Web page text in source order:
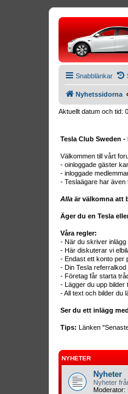
Snabblänkar
Nyhetssidorna
Aktuellt datum och tid:
Tesla Club Sweden -
Välkommen till vårt
- oinloggade gäster
- inloggade
- Teslaägare har även
Alla är välkomna att
Äger du en Tesla
Våra regler:
- När du skriver inlägg
- Här diskuterar vi
- Endast ett konto per
- Din Tesla
- Företag får starta
- Lägger du upp bilder
- All text och bilder du
Ser du ett inlägg
Tips: Länken
NYHETER
Nyheter
Nyheter
Moderator: